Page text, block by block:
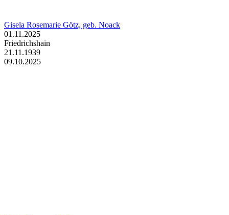
Gisela Rosemarie Götz, geb. Noack
01.11.2025
Friedrichshain
21.11.1939
09.10.2025